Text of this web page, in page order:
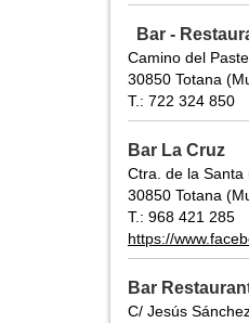
Bar -
Camino del
30850 Totana
T.: 722 324 850
Bar La Cruz
Ctra. de la Santa
30850 Totana
T.: 968 421 285
https://
Bar
C/ Jesús